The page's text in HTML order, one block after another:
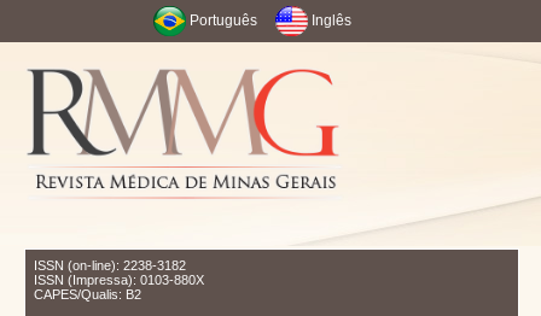
Português Inglês
ISSN (on-line): 2238-3182
ISSN (Impressa): 0103-880X
CAPES/Qualis: B2